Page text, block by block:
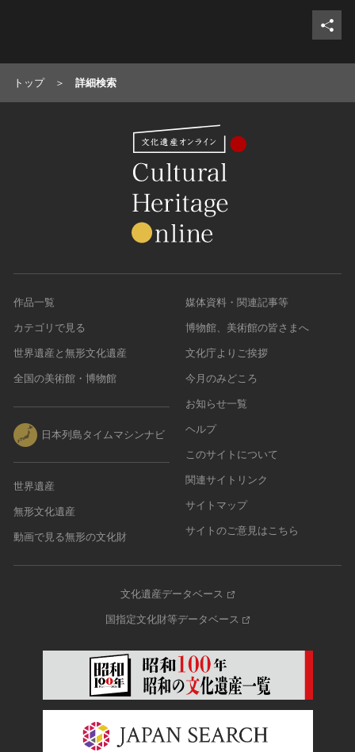
トップ 詳細検索
作品一覧
カテゴリで見る
世界遺産と無形文化遺産
全国の美術館・博物館
日本列島タイムマシンナビ
世界遺産
無形文化遺産
動画で見る無形の文化財
媒体資料・関連記事等
博物館、美術館の皆さまへ
文化庁よりご挨拶
今月のみどころ
お知らせ一覧
ヘルプ
このサイトについて
関連サイトリンク
サイトマップ
サイトのご意見はこちら
文化遺産データベース
国指定文化財等データベース